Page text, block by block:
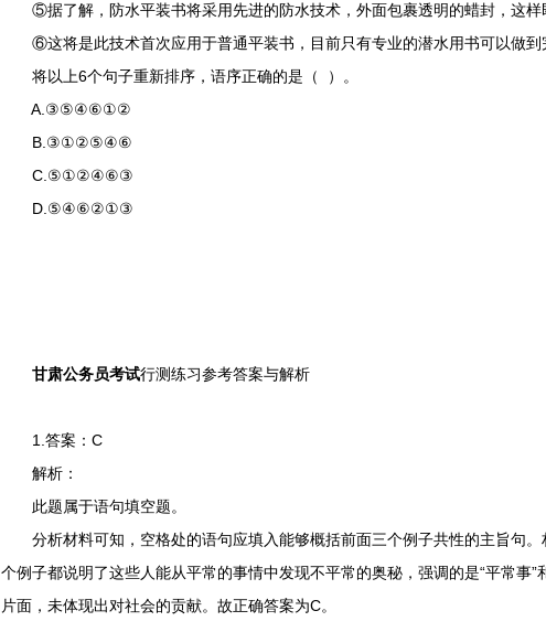
⑤据了解，防水平装书将采用先进的防水技术，外面包裹透明的蜡封，这样
⑥这将是此技术首次应用于普通平装书，目前只有专业的潜水用书可以做到
将以上6个句子重新排序，语序正确的是（ ）。
A.③⑤④⑥①②
B.③①②⑤④⑥
C.⑤①②④⑥③
D.⑤④⑥②①③
甘肃公务员考试行测练习参考答案与解析
1.答案：C
解析：
此题属于语句填空题。
分析材料可知，空格处的语句应填入能够概括前面三个例子共性的主旨句
个例子都说明了这些人能从平常的事情中发现不平常的奥秘，强调的是“平常事
片面，未体现出对社会的贡献。故正确答案为C。